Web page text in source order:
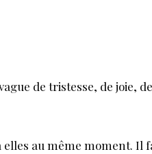
de tristesse, de joie,
au même moment. Il